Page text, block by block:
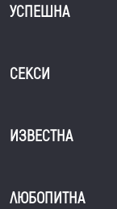
УСПЕШНА
СЕКСИ
ИЗВЕСТНА
ЛЮБОПИТНА